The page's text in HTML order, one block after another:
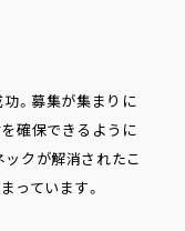
。募集が集まりに
確保できるように
クが解消されたこ
っています。